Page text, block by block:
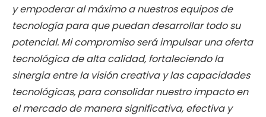
y empoderar al máximo a nuestros equipos de
tecnología para que puedan desarrollar todo su
potencial. Mi compromiso será impulsar una oferta
tecnológica de alta calidad, fortaleciendo la
sinergia entre la visión creativa y las capacidades
tecnológicas, para consolidar nuestro impacto en
el mercado de manera significativa, efectiva y